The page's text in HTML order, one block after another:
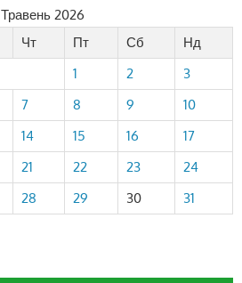
Травень 2026
Чт Пт Сб
Нд
1
2
3
7 8 9
10
14 15 16
17
21 22 23
24
28 29 30 31